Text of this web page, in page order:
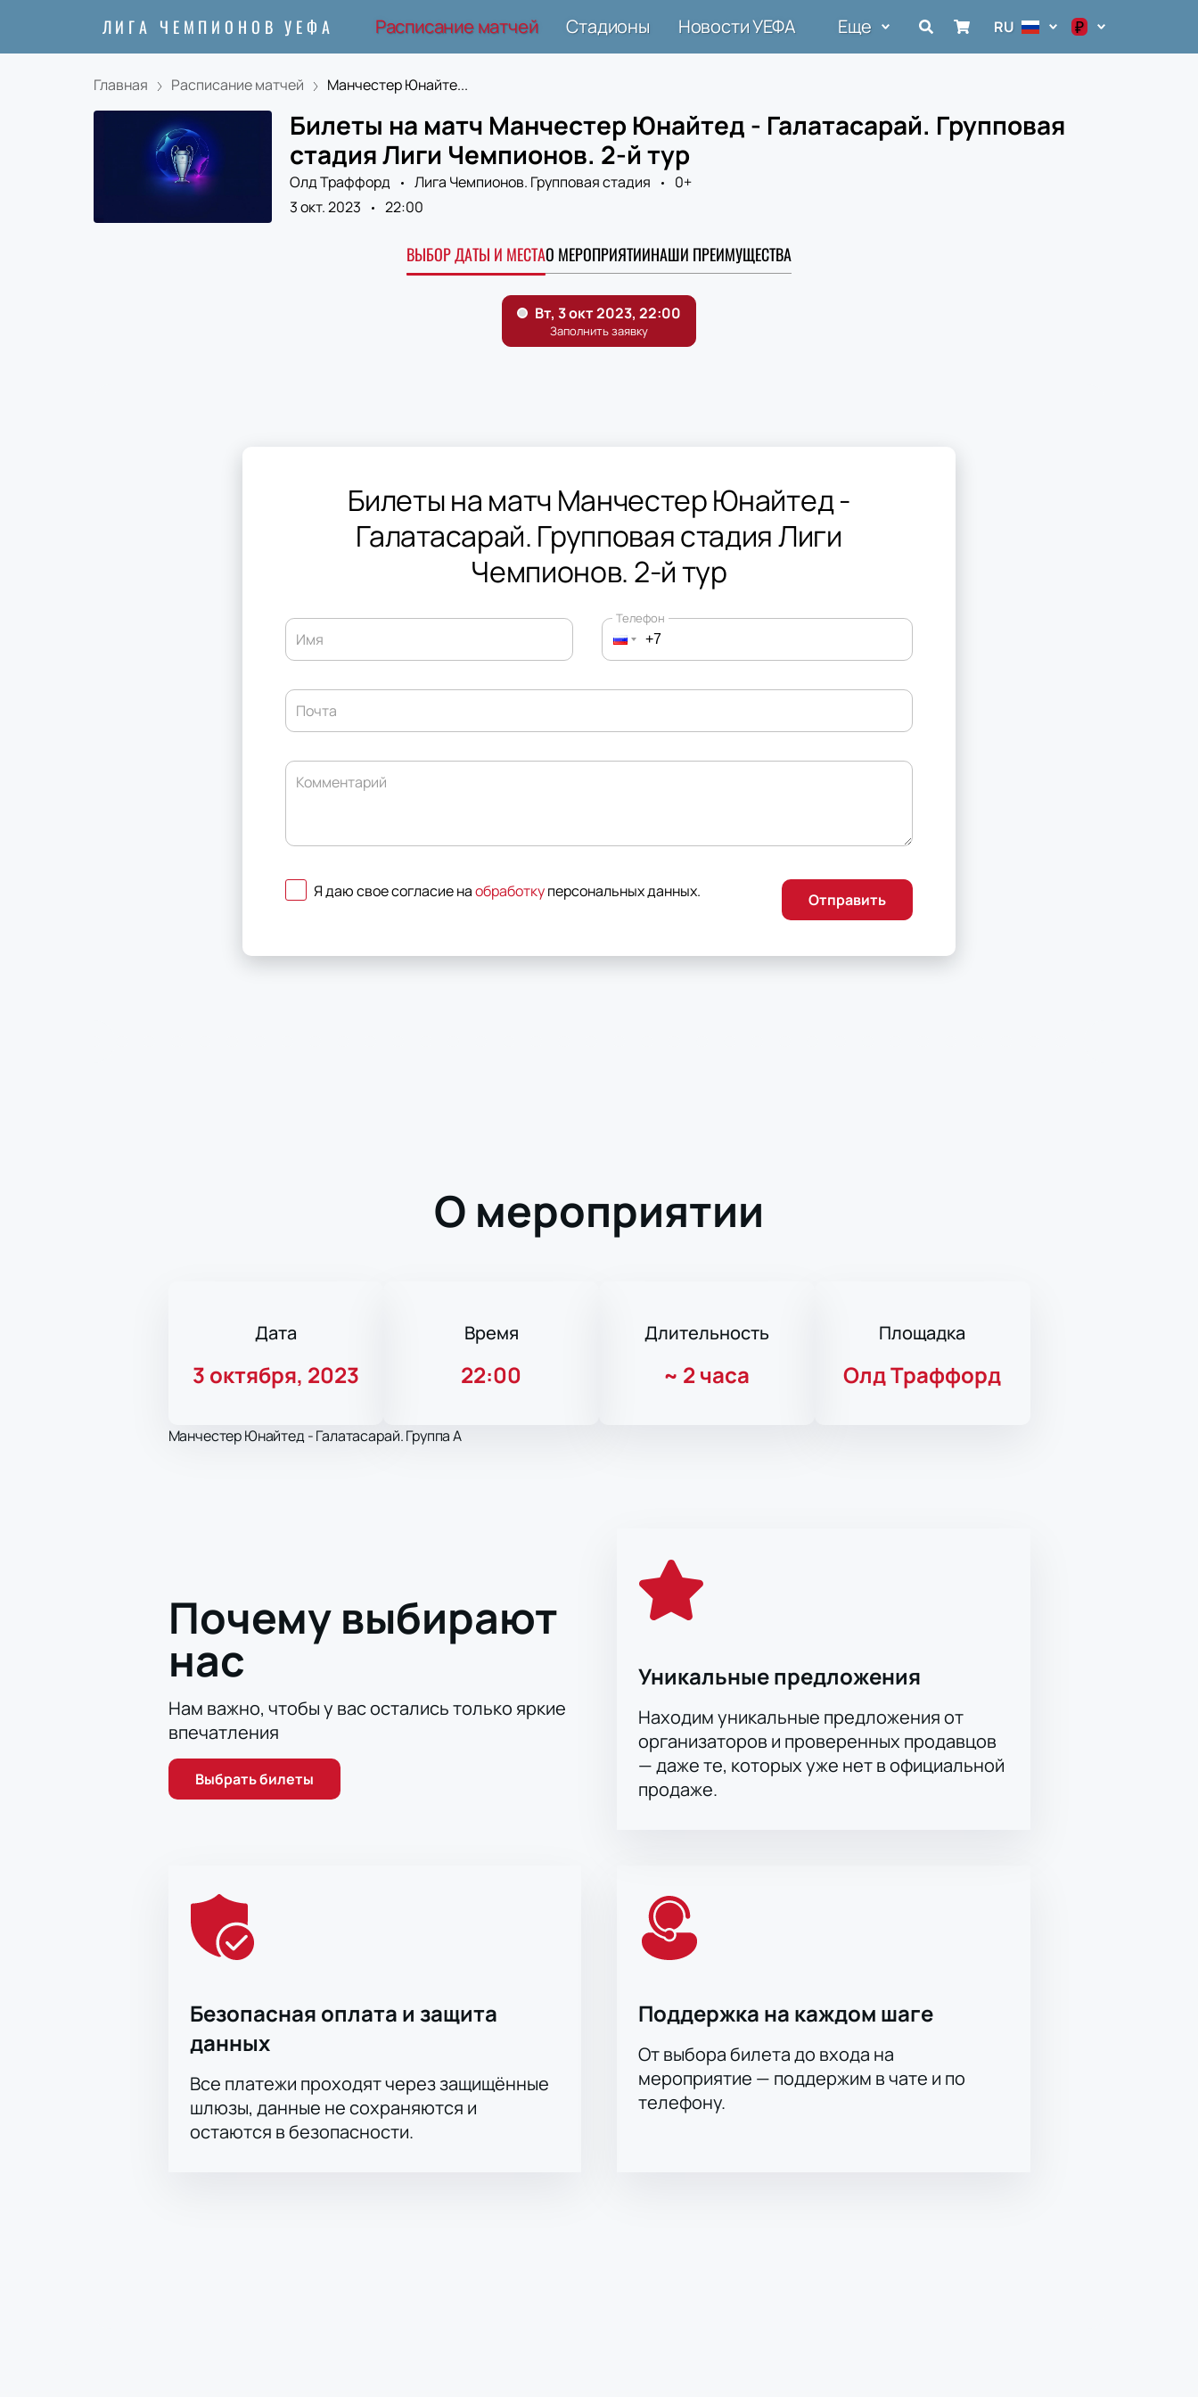
ЛИГА ЧЕМПИОНОВ УЕФА Расписание матчей Стадионы Новости УЕФА Еще RU ₽
Главная Расписание матчей Манчестер Юнайте...
Билеты на матч Манчестер Юнайтед - Галатасарай. Групповая
стадия Лиги Чемпионов. 2-й тур
Олд Траффорд Лига Чемпионов. Групповая стадия
0+
3 окт. 2023
22:00
ВЫБОР ДАТЫ И МЕСТАО МЕРОПРИЯТИИНАШИ ПРЕИМУЩЕСТВА
Билеты на матч Манчестер Юнайтед -
Галатасарай. Групповая стадия Лиги
Чемпионов. 2-й тур
Имя
Телефон
Почта
Комментарий
Я даю свое согласие наобработкуперсональных данных. Отправить
О мероприятии
Дата
3 октября, 2023
Время
22:00
Длительность
~ 2 часа
Площадка
Олд Траффорд
Манчестер Юнайтед - Галатасарай. Группа A
Почему выбирают
нас
Нам важно, чтобы у вас остались только яркие
впечатления
Выбрать билеты
Уникальные предложения
Находим уникальные предложения от
организаторов и проверенных продавцов
— даже те, которых уже нет в официальной
продаже.
Безопасная оплата и защита
данных
Все платежи проходят через защищённые
шлюзы, данные не сохраняются и
остаются в безопасности.
Поддержка на каждом шаге
От выбора билета до входа на
мероприятие — поддержим в чате и по
телефону.